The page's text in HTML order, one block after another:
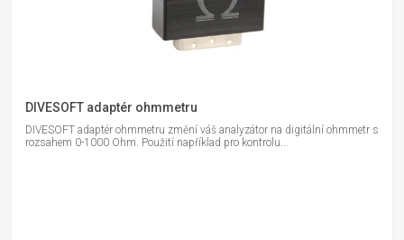
DIVESOFT adaptér ohmmetru
DIVESOFT adaptér ohmmetru změní váš analyzátor na digitální ohmmetr s
rozsahem 0-1000 Ohm. Použití například pro kontrolu...